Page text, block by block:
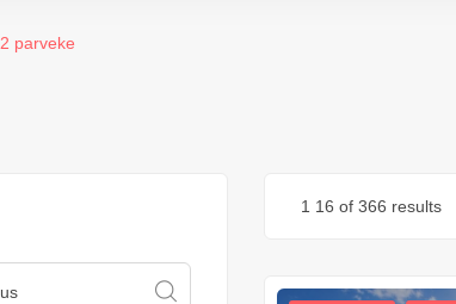
2 parveke
1 16 of 366 results